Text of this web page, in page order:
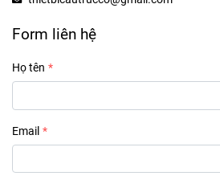
Form liên hệ
Họ tên
Email